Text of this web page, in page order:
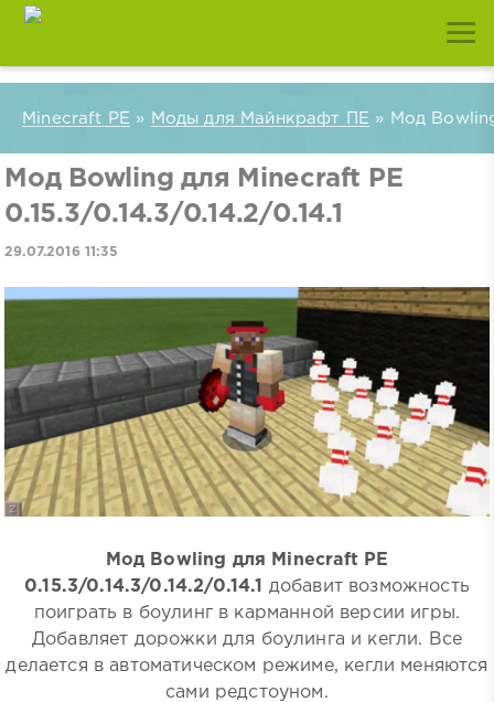
Minecraft PE » Моды для Майнкрафт ПЕ » Мод
Мод Bowling для Minecraft PE
0.15.3/0.14.3/0.14.2/0.14.1
29.07.2016 11:35
Мод Bowling для Minecraft PE
0.15.3/0.14.3/0.14.2/0.14.1
добавит возможность
поиграть в боулинг в карманной версии игры.
Добавляет дорожки для боулинга и кегли. Все
делается в автоматическом режиме, кегли меняются
сами редстоуном.